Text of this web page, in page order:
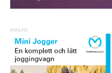
ANNONS